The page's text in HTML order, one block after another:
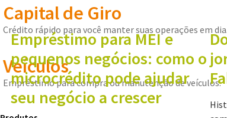
Capital de Giro
Crédito rápido para você manter suas operações em dia.
Veículos
Empréstimo para compra ou manutenção de veículos.
Empréstimo para MEI e
pequenos negócios: como o
microcrédito pode ajudar
seu negócio a crescer